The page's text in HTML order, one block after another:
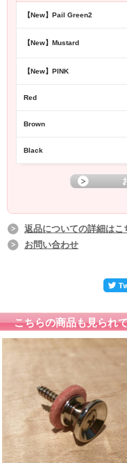
華やかなPINK
そして大人気のPail Green が
定番カラーのBrown/Red/
ポイントは何といっても高い伸
厚みのある合皮は柔らかく、
近年見る機会の増えた高い位置
自分のプレイスタイルに合った
も。
カラーバリエーションは、レギ
レギュラーカラーは Red /
リバーシブルなので内側から見
新色は Mustard / Pail Green
鮮やかでかわいらしいストラッ
サイズ(最短)：幅48ｍｍ×長さ920
サイズ(最長)：幅48ｍｍ×長さ
※長さは取り付ける穴の中心か
素材：合成皮革
希望小売価格：￥
【New】Pail Green2
【New】Mustard
【New】PINK
Red
Brown
Black
返品についての詳細はこ
お問い合わせ
こちらの商品も見られ